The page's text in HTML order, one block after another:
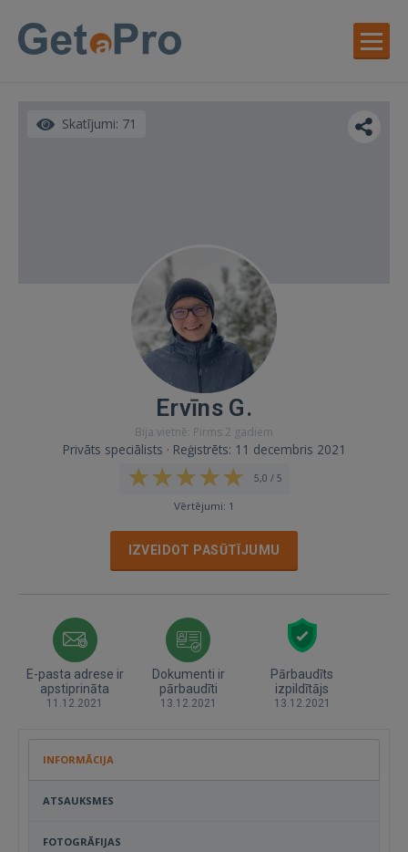
Skatījumi: 71
Ervīns G.
Bija vietnē: Pirms 2 gadiem
Privāts speciālists · Reģistrēts: 11 decembris 2021
5,0 / 5
Vērtējumi: 1
IZVEIDOT PASŪTĪJUMU
E-pasta adrese ir
apstiprināta
11.12.2021
Dokumenti ir
pārbaudīti
13.12.2021
Pārbaudīts
izpildītājs
13.12.2021
INFORMĀCIJA
ATSAUKSMES
FOTOGRĀFIJAS